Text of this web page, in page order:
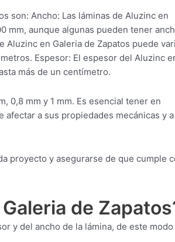
son: Ancho: Las láminas de Aluzinc en
mm, aunque algunas pueden tener
Aluzinc en Galeria de Zapatos puede
Espesor: El espesor del Aluzinc
más de un centímetro.
0,8 mm y 1 mm. Es esencial tener en
a sus propiedades mecánicas y
proyecto y asegurarse de que cumple
de
y del ancho de la lámina, de este modo